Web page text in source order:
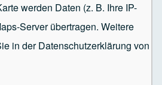
werden Daten (z. B. Ihre IP-
Server übertragen. Weitere
in der Datenschutzerklärung von